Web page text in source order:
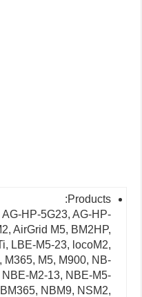
Products:
HP-5G23, AG-HP-
AirGrid M5, BM2HP,
LBE-M5-23, locoM2,
M365, M5, M900, NB-
M2-13, NBE-M5-
NBM9, NSM2,